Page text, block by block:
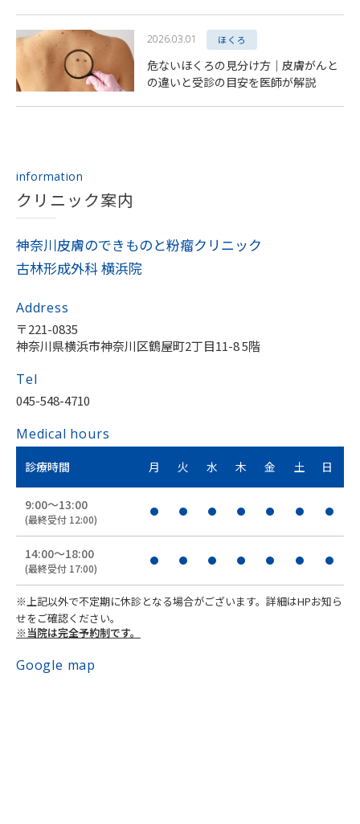
2026.03.01 ほくろ
危ないほくろの見分け方｜皮膚がんと
の違いと受診の目安を医師が解説
information
クリニック案内
神奈川皮膚のできものと粉瘤クリニック
古林形成外科 横浜院
Address
〒221-0835
神奈川県横浜市神奈川区鶴屋町2丁目11-8 5階
Tel
045-548-4710
Medical hours
診療時間 月 火 水 木 金 土 日
9:00〜13:00
(最終受付 12:00)
14:00〜18:00
(最終受付 17:00)
※上記以外で不定期に休診となる場合がございます。詳細はHPお知ら
せをご確認ください。
※当院は完全予約制です。
Google map